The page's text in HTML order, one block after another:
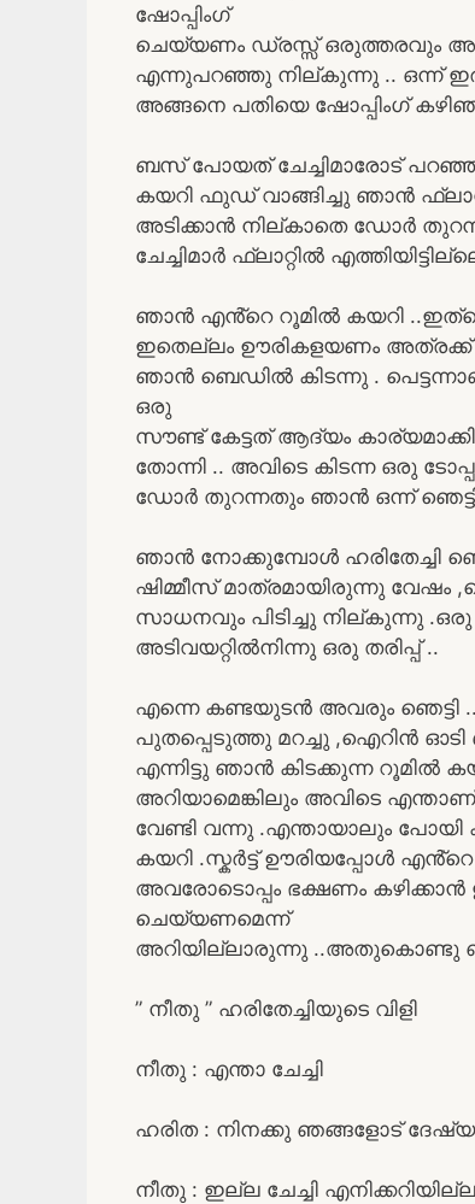
ഷോപ്പിംഗ്
ചെയ്യണം ഡ്രസ്സ് ഒരുത്തരവും
എന്നുപറഞ്ഞു നില്കുന്നു .. ഒന്ന്
അങ്ങനെ പതിയെ ഷോപ്പിംഗ്
ബസ് പോയത് ചേച്ചിമാരോട്
കയറി ഫുഡ് വാങ്ങിച്ചു ഞാൻ
അടിക്കാൻ നില്കാതെ ഡോർ
ചേച്ചിമാർ ഫ്ലാറ്റിൽ
ഞാൻ എൻ്റെ റൂമിൽ കയറി
ഇതെല്ലം ഊരികളയണം അത്രക്ക്
ഞാൻ ബെഡിൽ കിടന്നു .
ഒരു
സൗണ്ട് കേട്ടത് ആദ്യം
തോന്നി .. അവിടെ കിടന്ന ഒരു
ഡോർ തുറന്നതും ഞാൻ ഒന്ന്
ഞാൻ നോക്കുമ്പോൾ ഹരിതേച്ചി
ഷിമ്മീസ് മാത്രമായിരുന്നു
സാധനവും പിടിച്ചു നില്കുന്നു
അടിവയറ്റിൽനിന്നു ഒരു തരിപ്പ് ..
എന്നെ കണ്ടയുടൻ അവരും ഞെട്ടി
പുതപ്പെടുത്തു മറച്ചു ,ഐറിൻ ഓടി
എന്നിട്ടു ഞാൻ കിടക്കുന്ന റൂമിൽ
അറിയാമെങ്കിലും അവിടെ
വേണ്ടി വന്നു .എന്തായാലും പോയി
കയറി .സ്കർട്ട് ഊരിയപ്പോൾ
അവരോടൊപ്പം ഭക്ഷണം
ചെയ്യണമെന്ന്
അറിയില്ലാരുന്നു ..അതുകൊണ്ടു
” നീതു ” ഹരിതേച്ചിയുടെ വിളി
നീതു : എന്താ ചേച്ചി
ഹരിത : നിനക്കു ഞങ്ങളോട്
നീതു : ഇല്ല ചേച്ചി